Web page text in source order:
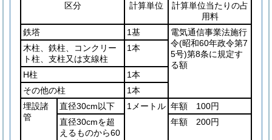
区分
計算単位
計算単位当たりの占
用料
鉄塔
1基
電気通信事業法施行
令(昭和60年政令第7
5号)第8条に規定す
る額
木柱、鉄柱、コンクリー
ト柱、支柱又は支線柱
1本
H柱
1本
その他の柱
1本
埋設諸
管
直径30cm以下 1メートル 年額 100円
直径30cmを超
えるものから60
年額 200円